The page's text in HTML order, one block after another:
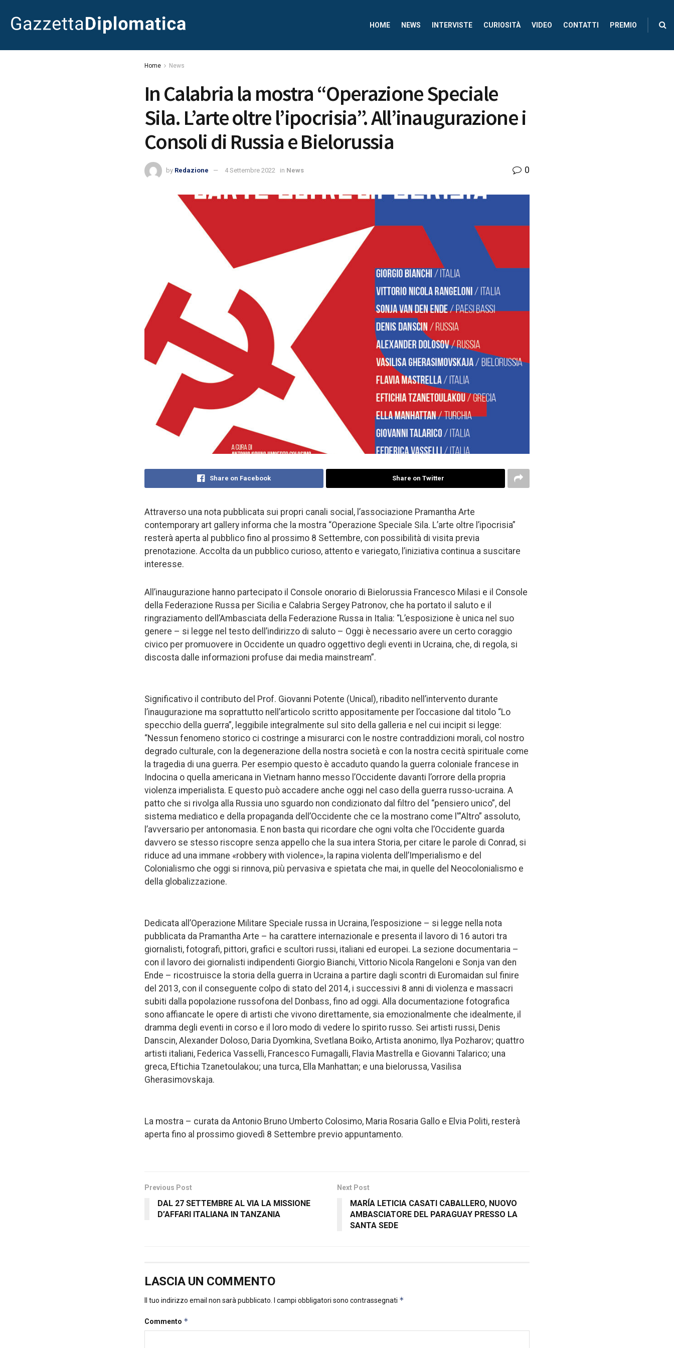
HOME NEWS INTERVISTE CURIOSITÀ VIDEO CONTATTI PREMIO
Home News
In Calabria la mostra “Operazione Speciale
Sila. L’arte oltre l’ipocrisia”. All’inaugurazione i
Consoli di Russia e Bielorussia
by Redazione 4 Settembre 2022 in News 0
Share on Facebook Share on Twitter
Attraverso una nota pubblicata sui propri canali social, l’associazione Pramantha Arte
contemporary art gallery informa che la mostra “Operazione Speciale Sila. L’arte oltre l’ipocrisia”
resterà aperta al pubblico fino al prossimo 8 Settembre, con possibilità di visita previa
prenotazione. Accolta da un pubblico curioso, attento e variegato, l’iniziativa continua a suscitare
interesse.
All’inaugurazione hanno partecipato il Console onorario di Bielorussia Francesco Milasi e il Console
della Federazione Russa per Sicilia e Calabria Sergey Patronov, che ha portato il saluto e il
ringraziamento dell’Ambasciata della Federazione Russa in Italia: “L’esposizione è unica nel suo
genere – si legge nel testo dell’indirizzo di saluto – Oggi è necessario avere un certo coraggio
civico per promuovere in Occidente un quadro oggettivo degli eventi in Ucraina, che, di regola, si
discosta dalle informazioni profuse dai media mainstream”.
Significativo il contributo del Prof. Giovanni Potente (Unical), ribadito nell’intervento durante
l’inaugurazione ma soprattutto nell’articolo scritto appositamente per l’occasione dal titolo “Lo
specchio della guerra”, leggibile integralmente sul sito della galleria e nel cui incipit si legge:
“Nessun fenomeno storico ci costringe a misurarci con le nostre contraddizioni morali, col nostro
degrado culturale, con la degenerazione della nostra società e con la nostra cecità spirituale come
la tragedia di una guerra. Per esempio questo è accaduto quando la guerra coloniale francese in
Indocina o quella americana in Vietnam hanno messo l’Occidente davanti l’orrore della propria
violenza imperialista. E questo può accadere anche oggi nel caso della guerra russo-ucraina. A
patto che si rivolga alla Russia uno sguardo non condizionato dal filtro del “pensiero unico”, del
sistema mediatico e della propaganda dell’Occidente che ce la mostrano come l'”Altro” assoluto,
l’avversario per antonomasia. E non basta qui ricordare che ogni volta che l’Occidente guarda
davvero se stesso riscopre senza appello che la sua intera Storia, per citare le parole di Conrad, si
riduce ad una immane «robbery with violence», la rapina violenta dell’Imperialismo e del
Colonialismo che oggi si rinnova, più pervasiva e spietata che mai, in quelle del Neocolonialismo e
della globalizzazione.
Dedicata all’Operazione Militare Speciale russa in Ucraina, l’esposizione – si legge nella nota
pubblicata da Pramantha Arte – ha carattere internazionale e presenta il lavoro di 16 autori tra
giornalisti, fotografi, pittori, grafici e scultori russi, italiani ed europei. La sezione documentaria –
con il lavoro dei giornalisti indipendenti Giorgio Bianchi, Vittorio Nicola Rangeloni e Sonja van den
Ende – ricostruisce la storia della guerra in Ucraina a partire dagli scontri di Euromaidan sul finire
del 2013, con il conseguente colpo di stato del 2014, i successivi 8 anni di violenza e massacri
subiti dalla popolazione russofona del Donbass, fino ad oggi. Alla documentazione fotografica
sono affiancate le opere di artisti che vivono direttamente, sia emozionalmente che idealmente, il
dramma degli eventi in corso e il loro modo di vedere lo spirito russo. Sei artisti russi, Denis
Danscin, Alexander Doloso, Daria Dyomkina, Svetlana Boiko, Artista anonimo, Ilya Pozharov; quattro
artisti italiani, Federica Vasselli, Francesco Fumagalli, Flavia Mastrella e Giovanni Talarico; una
greca, Eftichia Tzanetoulakou; una turca, Ella Manhattan; e una bielorussa, Vasilisa
Gherasimovskaja.
La mostra – curata da Antonio Bruno Umberto Colosimo, Maria Rosaria Gallo e Elvia Politi, resterà
aperta fino al prossimo giovedì 8 Settembre previo appuntamento.
Previous Post
DAL 27 SETTEMBRE AL VIA LA MISSIONE
D’AFFARI ITALIANA IN TANZANIA
Next Post
MARÍA LETICIA CASATI CABALLERO, NUOVO
AMBASCIATORE DEL PARAGUAY PRESSO LA
SANTA SEDE
LASCIA UN COMMENTO
Il tuo indirizzo email non sarà pubblicato. I campi obbligatori sono contrassegnati *
Commento *